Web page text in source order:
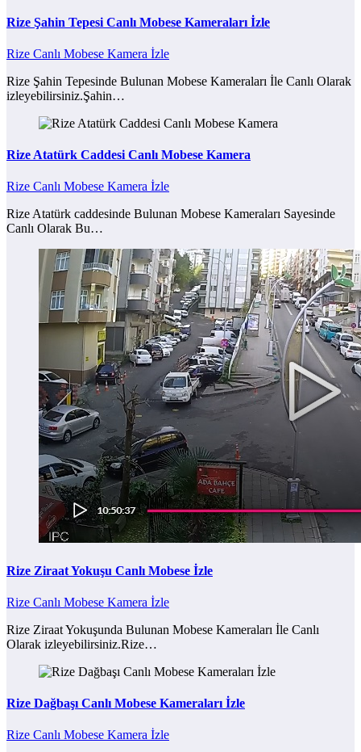
Rize Şahin Tepesi Canlı Mobese Kameraları İzle
Rize Canlı Mobese Kamera İzle
Rize Şahin Tepesinde Bulunan Mobese Kameraları İle Canlı Olarak
izleyebilirsiniz.Şahin…
Rize Atatürk Caddesi Canlı Mobese Kamera
Rize Canlı Mobese Kamera İzle
Rize Atatürk caddesinde Bulunan Mobese Kameraları Sayesinde
Canlı Olarak Bu…
Rize Ziraat Yokuşu Canlı Mobese İzle
Rize Canlı Mobese Kamera İzle
Rize Ziraat Yokuşunda Bulunan Mobese Kameraları İle Canlı
Olarak izleyebilirsiniz.Rize…
Rize Dağbaşı Canlı Mobese Kameraları İzle
Rize Canlı Mobese Kamera İzle